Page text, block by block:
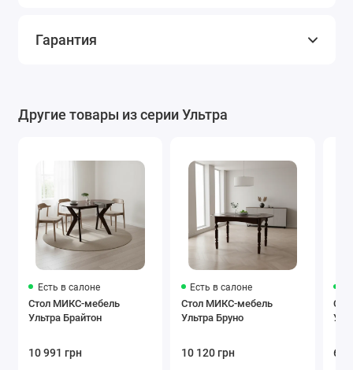
Гарантия
Другие товары из серии Ультра
Есть в салоне
Стол МИКС-мебель
Ультра Брайтон
10 991 грн
Есть в салоне
Стол МИКС-мебель
Ультра Бруно
10 120 грн 6